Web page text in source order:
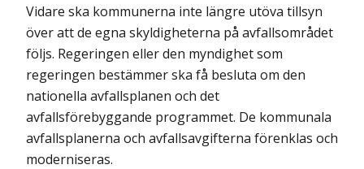
Vidare ska kommunerna inte längre utöva tillsyn
över att de egna skyldigheterna på avfallsområdet
följs. Regeringen eller den myndighet som
regeringen bestämmer ska få besluta om den
natio­nella avfallsplanen och det
avfallsförebyggande programmet. De kommunala
avfallsplanerna och avfallsavgifterna förenklas och
moderniseras.